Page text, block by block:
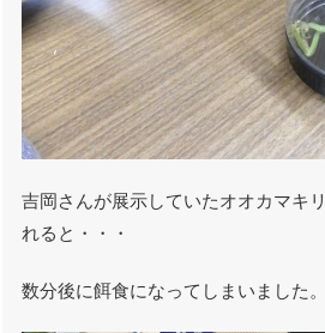
吉岡さんが展示していたオオカマキ
れると・・・
数分後に餌食になってしまいました。